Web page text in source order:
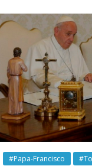
#Papa-Francisco